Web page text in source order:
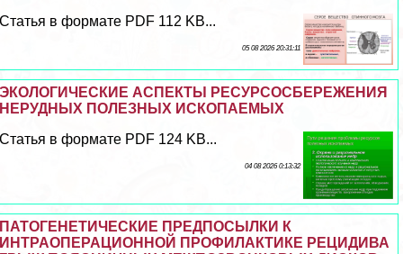
Статья в формате PDF 112 KB...
05 08 2026 20:31:11
ЭКОЛОГИЧЕСКИЕ АСПЕКТЫ РЕСУРСОСБЕРЕЖЕНИЯ
НЕРУДНЫХ ПОЛЕЗНЫХ ИСКОПАЕМЫХ
Статья в формате PDF 124 KB...
04 08 2026 0:13:32
ПАТОГЕНЕТИЧЕСКИЕ ПРЕДПОСЫЛКИ К
ИНТРАОПЕРАЦИОННОЙ ПРОФИЛАКТИКЕ РЕЦИДИВА